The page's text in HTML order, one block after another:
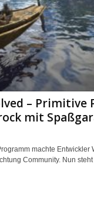
– Primitive
mit
machte Entwickler
Community. Nun